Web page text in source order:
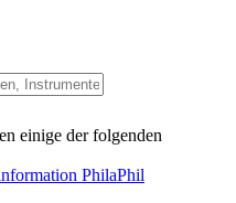
einige der folgenden
PhilaPhil